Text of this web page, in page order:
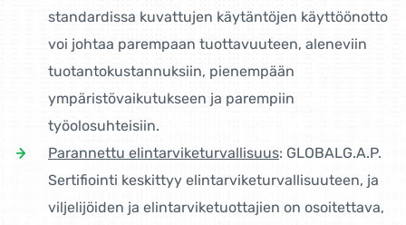
standardissa kuvattujen käytäntöjen käyttöönotto
voi johtaa parempaan tuottavuuteen, aleneviin
tuotantokustannuksiin, pienempään
ympäristövaikutukseen ja parempiin
työolosuhteisiin.
Parannettu elintarviketurvallisuus: GLOBALG.A.P.
Sertifiointi keskittyy elintarviketurvallisuuteen, ja
viljelijöiden ja elintarviketuottajien on osoitettava,